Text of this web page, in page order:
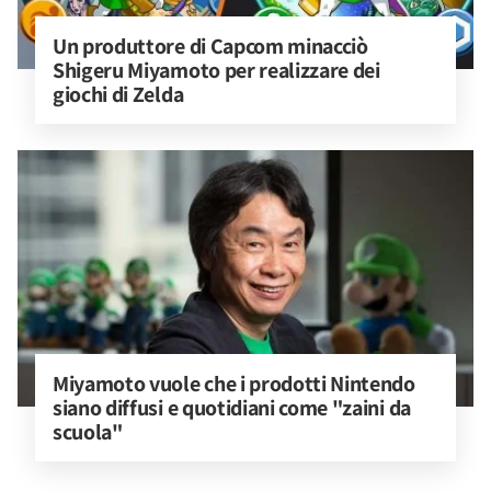
Un produttore di Capcom minacciò
Shigeru Miyamoto per realizzare dei
giochi di Zelda
Miyamoto vuole che i prodotti Nintendo
siano diffusi e quotidiani come "zaini da
scuola"